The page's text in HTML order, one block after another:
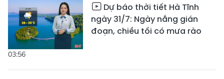
03:56
Dự báo thời tiết Hà Tĩnh
ngày 31/7: Ngày nắng gián
đoạn, chiều tối có mưa rào